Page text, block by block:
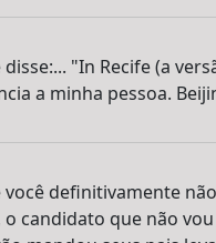
"In Recife (a
a minha pessoa.
você definitivamente
candidato que não